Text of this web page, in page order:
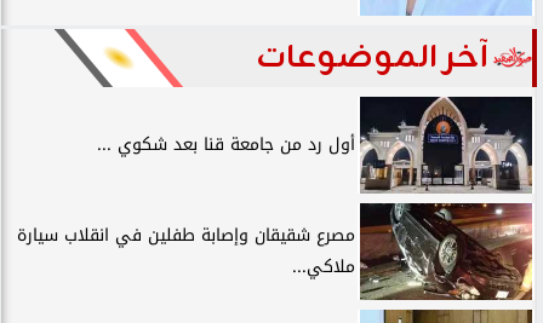
آخر الموضوعات
أول رد من جامعة قنا بعد شكوي ...
مصرع شقيقان وإصابة طفلين في انقلاب سيارة
ملاكي...